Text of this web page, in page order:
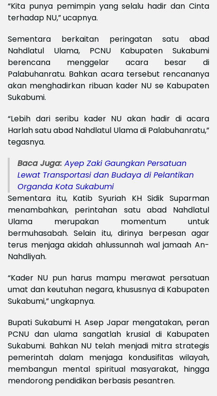
“Kita punya pemimpin yang selalu hadir dan Cinta
terhadap NU,” ucapnya.
Sementara berkaitan peringatan satu abad
Nahdlatul Ulama, PCNU Kabupaten Sukabumi
berencana menggelar acara besar di
Palabuhanratu. Bahkan acara tersebut rencananya
akan menghadirkan ribuan kader NU se Kabupaten
Sukabumi.
“Lebih dari seribu kader NU akan hadir di acara
Harlah satu abad Nahdlatul Ulama di Palabuhanratu,”
tegasnya.
Baca Juga: Ayep Zaki Gaungkan Persatuan
Lewat Transportasi dan Budaya di Pelantikan
Organda Kota Sukabumi
Sementara itu, Katib Syuriah KH Sidik Suparman
menambahkan, perintahan satu abad Nahdlatul
Ulama merupakan momentum untuk
bermuhasabah. Selain itu, dirinya berpesan agar
terus menjaga akidah ahlussunnah wal jamaah An-
Nahdliyah.
“Kader NU pun harus mampu merawat persatuan
umat dan keutuhan negara, khususnya di Kabupaten
Sukabumi,” ungkapnya.
Bupati Sukabumi H. Asep Japar mengatakan, peran
PCNU dan ulama sangatlah krusial di Kabupaten
Sukabumi. Bahkan NU telah menjadi mitra strategis
pemerintah dalam menjaga kondusifitas wilayah,
membangun mental spiritual masyarakat, hingga
mendorong pendidikan berbasis pesantren.